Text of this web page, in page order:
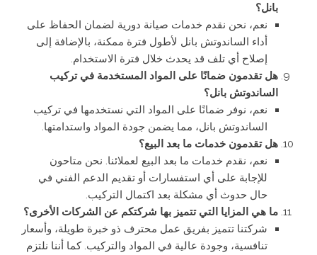
بانل؟
نعم، نحن نقدم خدمات صيانة دورية لضمان الحفاظ على
أداء الساندوتش بانل لأطول فترة ممكنة، بالإضافة إلى
إصلاح أي تلف قد يحدث خلال فترة الاستخدام.
هل تقدمون ضمانًا على المواد المستخدمة في تركيب
الساندوتش بانل؟
نعم، نوفر ضمانًا على المواد التي نستخدمها في تركيب
الساندوتش بانل، مما يضمن جودة المواد واستدامتها.
هل تقدمون خدمات ما بعد البيع؟
نعم، نقدم خدمات ما بعد البيع لعملائنا. نحن متاحون
للإجابة على أي استفسارات أو تقديم الدعم الفني في
حال حدوث أي مشكلة بعد اكتمال التركيب.
ما هي المزايا التي تتميز بها شركتكم عن الشركات الأخرى؟
شركتنا تتميز بفريق عمل محترف ذو خبرة طويلة، وأسعار
تنافسية، وجودة عالية في المواد والتركيب. كما أننا نلتزم